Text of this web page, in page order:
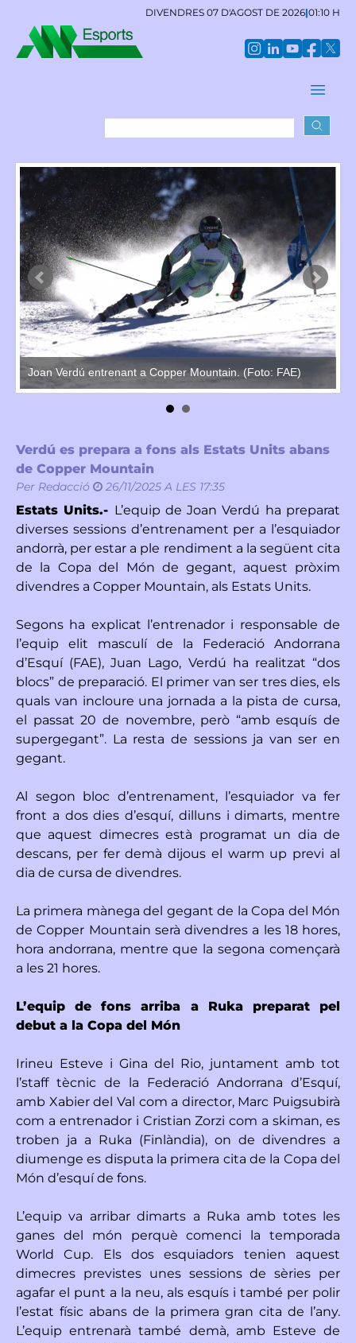
DIVENDRES 07 D'AGOST DE 2026|01:10 H
Joan Verdú entrenant a Copper Mountain. (Foto: FAE)
Verdú es prepara a fons als Estats Units abans
de Copper Mountain
Per Redacció 26/11/2025 A LES 17:35
Estats Units.- L’equip de Joan Verdú ha preparat
diverses sessions d’entrenament per a l’esquiador
andorrà, per estar a ple rendiment a la següent cita
de la Copa del Món de gegant, aquest pròxim
divendres a Copper Mountain, als Estats Units.
Segons ha explicat l’entrenador i responsable de
l’equip elit masculí de la Federació Andorrana
d’Esquí (FAE), Juan Lago, Verdú ha realitzat “dos
blocs” de preparació. El primer van ser tres dies, els
quals van incloure una jornada a la pista de cursa,
el passat 20 de novembre, però “amb esquís de
supergegant”. La resta de sessions ja van ser en
gegant.
Al segon bloc d’entrenament, l’esquiador va fer
front a dos dies d’esquí, dilluns i dimarts, mentre
que aquest dimecres està programat un dia de
descans, per fer demà dijous el warm up previ al
dia de cursa de divendres.
La primera mànega del gegant de la Copa del Món
de Copper Mountain serà divendres a les 18 hores,
hora andorrana, mentre que la segona començarà
a les 21 hores.
L’equip de fons arriba a Ruka preparat pel
debut a la Copa del Món
Irineu Esteve i Gina del Rio, juntament amb tot
l’staff tècnic de la Federació Andorrana d’Esquí,
amb Xabier del Val com a director, Marc Puigsubirà
com a entrenador i Cristian Zorzi com a skiman, es
troben ja a Ruka (Finlàndia), on de divendres a
diumenge es disputa la primera cita de la Copa del
Món d’esquí de fons.
L’equip va arribar dimarts a Ruka amb totes les
ganes del món perquè comenci la temporada
World Cup. Els dos esquiadors tenien aquest
dimecres previstes unes sessions de sèries per
agafar el punt a la neu, als esquís i també per polir
l’estat físic abans de la primera gran cita de l’any.
L’equip entrenarà també demà, amb Esteve de